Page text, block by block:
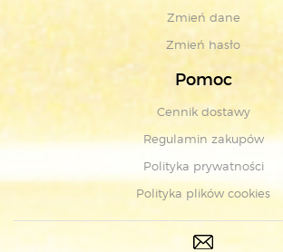
Zmień dane
Zmień hasło
Pomoc
Cennik dostawy
Regulamin zakupów
Polityka prywatności
Polityka plików cookies